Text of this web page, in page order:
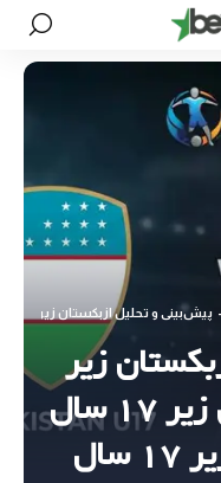
- پیش‌بینی و تحلیل ازبکستان زیر ۱۷ سال – کره جنوبی زیر ۱۷ سال | جام ملت‌های آسیا زیر ۱۷ سال
زیر
۱۷ سال – کره جنوبی زیر ۱۷ سال